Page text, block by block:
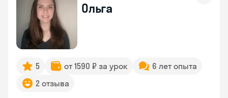
Ольга
5 от 1590 ₽ за урок
6 лет опыта
2 отзыва